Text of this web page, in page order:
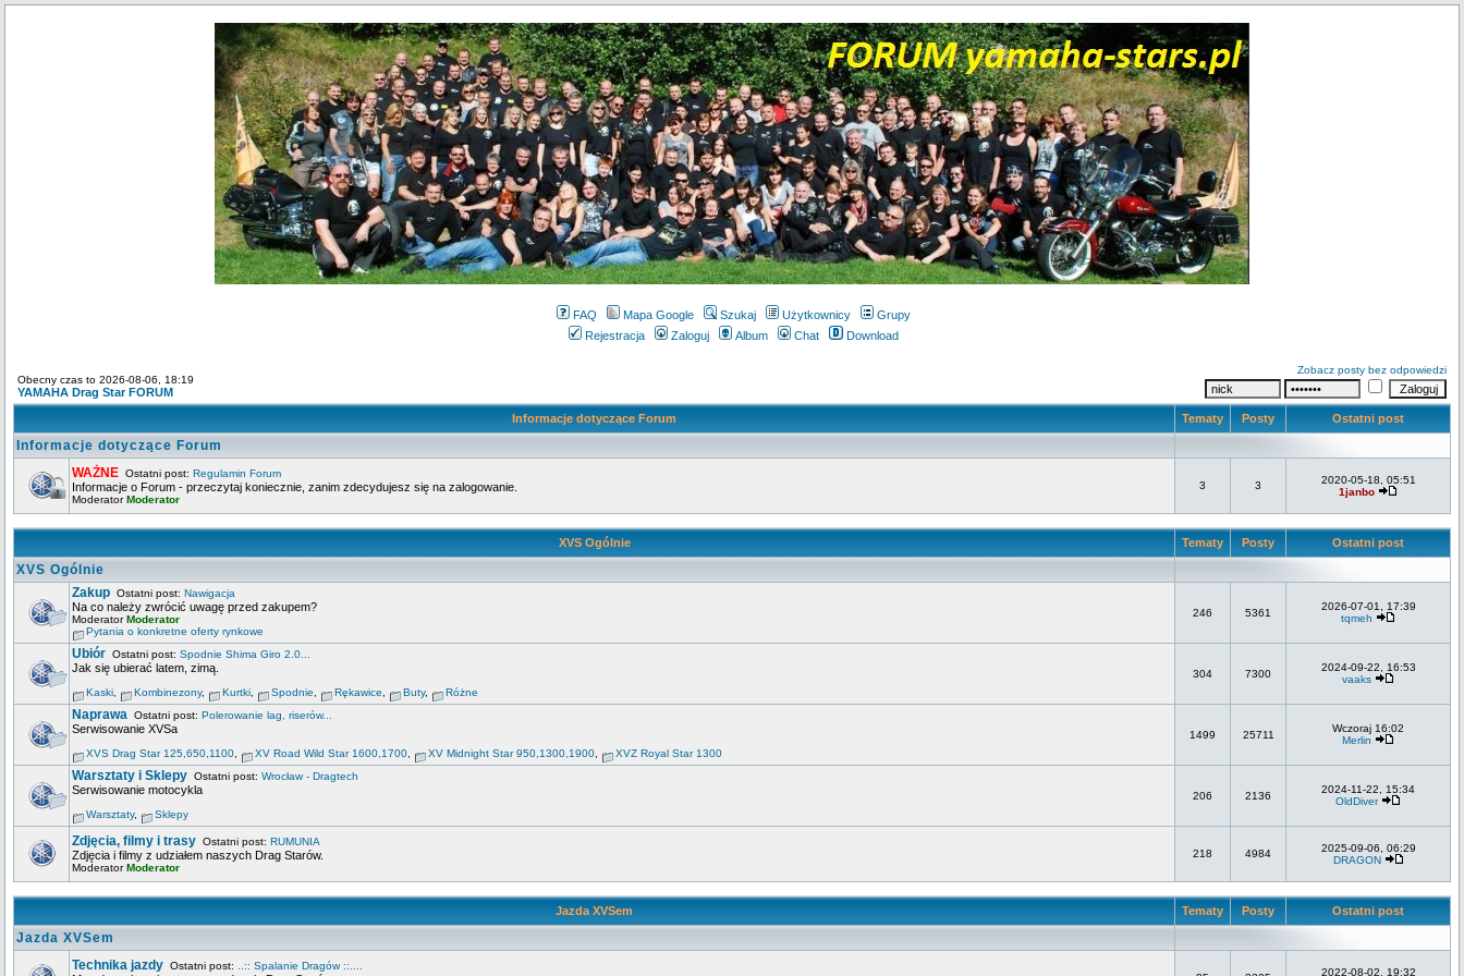
FAQ Mapa Google Szukaj Użytkownicy
Grupy
Rejestracja
Zaloguj Album Chat Download
Obecny czas to 2026-08-06, 18:19
YAMAHA Drag Star FORUM
Zobacz posty bez odpowiedzi
Informacje dotyczące Forum Tematy Posty Ostatni post
Informacje dotyczące Forum
WAŻNE Ostatni post: Regulamin Forum
Informacje o Forum - przeczytaj koniecznie, zanim zdecydujesz się na zalogowanie.
ModeratorModerator
3 3
2020-05-18, 05:51
1janbo
XVS Ogólnie Tematy Posty Ostatni post
XVS Ogólnie
Zakup Ostatni post: Nawigacja
Na co należy zwrócić uwagę przed zakupem?
ModeratorModerator
Pytania o konkretne oferty rynkowe
246 5361
2026-07-01, 17:39
tqmeh
Ubiór Ostatni post: Spodnie Shima Giro 2.0...
Jak się ubierać latem, zimą.
Kaski Kombinezony, Kurtki Spodnie Rękawice Buty, Różne
304 7300
2024-09-22, 16:53
vaaks
Naprawa Ostatni post: Polerowanie lag, riserów...
Serwisowanie XVSa
XVS Drag Star 125,650,1100 XV Road Wild Star 1600,1700 XV Midnight Star 950,1300,1900 XVZ Royal Star 1300
1499 25711
Wczoraj 16:02
Merlin
Warsztaty i Sklepy Ostatni post: Wrocław - Dragtech
Serwisowanie motocykla
Warsztaty, Sklepy
206 2136
2024-11-22, 15:34
OldDiver
Zdjęcia, filmy i trasy Ostatni post: RUMUNIA
Zdjęcia i filmy z udziałem naszych Drag Starów.
ModeratorModerator
218 4984
2025-09-06, 06:29
DRAGON
Jazda XVSem Tematy Posty Ostatni post
Jazda XVSem
Technika jazdy Ostatni post: ..:: Spalanie Dragów ::....
2022-08-02, 19:32